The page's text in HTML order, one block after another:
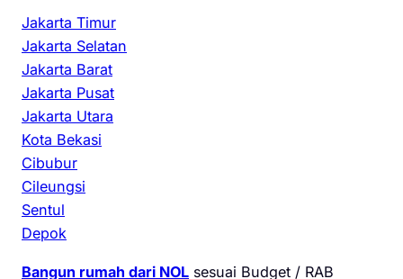
Jakarta Timur
Jakarta Selatan
Jakarta Barat
Jakarta Pusat
Jakarta Utara
Kota Bekasi
Cibubur
Cileungsi
Sentul
Depok
Bangun rumah dari NOL sesuai Budget / RAB